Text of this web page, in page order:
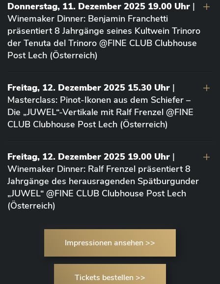
Donnerstag, 11. Dezember 2025 19.00 Uhr |
Winemaker Dinner: Benjamin Franchetti
präsentiert 8 Jahrgänge seines Kultwein Trinoro
der Tenuta del Trinoro @FINE CLUB Clubhouse
Post Lech (Österreich)
Freitag, 12. Dezember 2025 15.30 Uhr |
Masterclass: Pinot-Ikonen aus dem Schiefer –
Die „JUWEL“-Vertikale mit Ralf Frenzel @FINE
CLUB Clubhouse Post Lech (Österreich)
Freitag, 12. Dezember 2025 19.00 Uhr |
Winemaker Dinner: Ralf Frenzel präsentiert 8
Jahrgänge des herausragenden Spätburgunder
„JUWEL“ @FINE CLUB Clubhouse Post Lech
(Österreich)
Impressionen ansehen >>
Tickets bestellen >>